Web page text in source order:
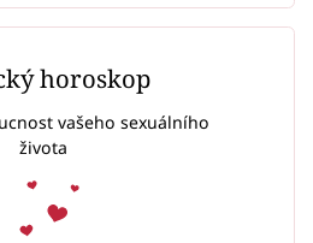
horoskop
vašeho sexuálního
života